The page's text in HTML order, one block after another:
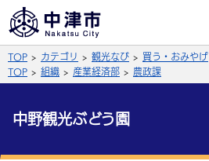
文字の大きさ
拡大 標準
サイト内検索
TOP カテゴリ 観光なび
買う・おみやげ
TOP
組織 産業経済部 農政課
中野観光ぶどう園